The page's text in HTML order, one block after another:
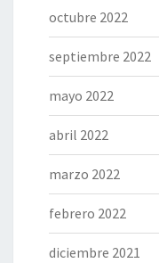
octubre 2022
septiembre 2022
mayo 2022
abril 2022
marzo 2022
febrero 2022
diciembre 2021